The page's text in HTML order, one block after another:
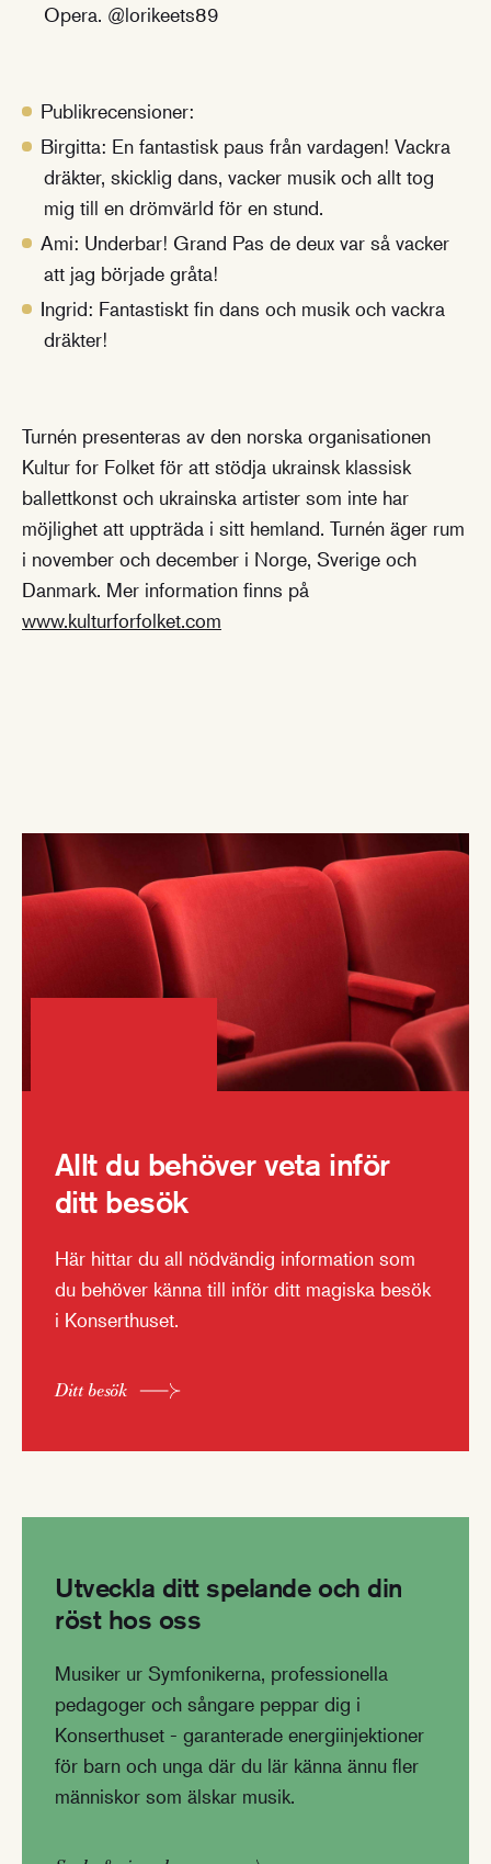
Opera. @lorikeets89
Publikrecensioner:
Birgitta: En fantastisk paus från vardagen! Vackra
dräkter, skicklig dans, vacker musik och allt tog
mig till en drömvärld för en stund.
Ami: Underbar! Grand Pas de deux var så vacker
att jag började gråta!
Ingrid: Fantastiskt fin dans och musik och vackra
dräkter!
Turnén presenteras av den norska organisationen
Kultur for Folket för att stödja ukrainsk klassisk
ballettkonst och ukrainska artister som inte har
möjlighet att uppträda i sitt hemland. Turnén äger rum
i november och december i Norge, Sverige och
Danmark. Mer information finns på
www.kulturforfolket.com
Allt du behöver veta inför
ditt besök
Här hittar du all nödvändig information som
du behöver känna till inför ditt magiska besök
i Konserthuset.
Ditt besök
Utveckla ditt spelande och din
röst hos oss
Musiker ur Symfonikerna, professionella
pedagoger och sångare peppar dig i
Konserthuset - garanterade energiinjektioner
för barn och unga där du lär känna ännu fler
människor som älskar musik.